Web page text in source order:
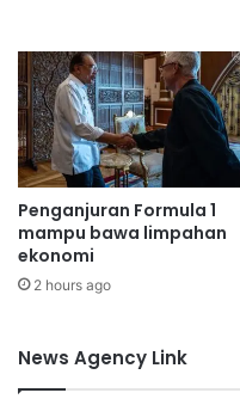
D
U
N
p
e
m
b
a
n
a
n
Penganjuran Formula 1
mampu bawa limpahan
ekonomi
2 hours ago
News Agency Link